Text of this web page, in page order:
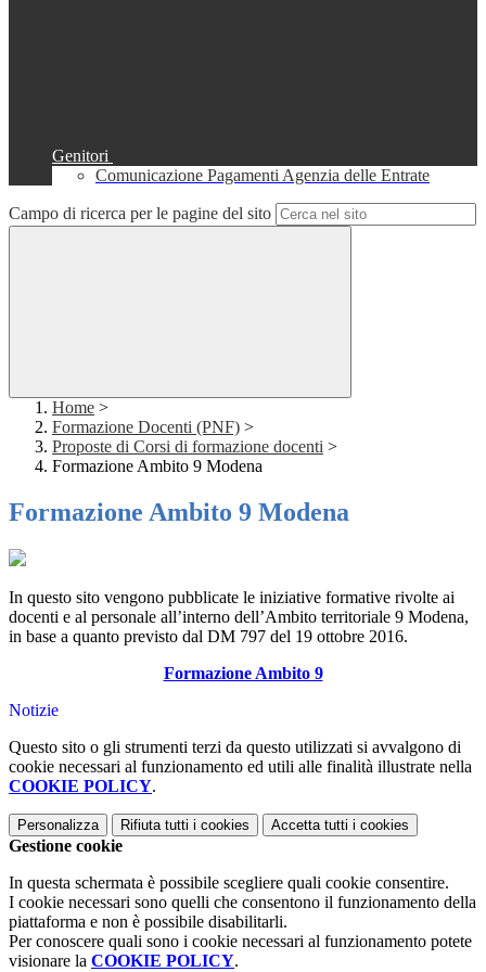
Genitori
Comunicazione Pagamenti Agenzia delle Entrate
Campo di ricerca per le pagine del sito
Home >
Formazione Docenti (PNF) >
Proposte di Corsi di formazione docenti >
Formazione Ambito 9 Modena
Formazione Ambito 9 Modena
In questo sito vengono pubblicate le iniziative formative rivolte ai
docenti e al personale all’interno dell’Ambito territoriale 9 Modena,
in base a quanto previsto dal DM 797 del 19 ottobre 2016.
Formazione Ambito 9
Notizie
Questo sito o gli strumenti terzi da questo utilizzati si avvalgono di
cookie necessari al funzionamento ed utili alle finalità illustrate nella
COOKIE POLICY.
Personalizza Rifiuta tutti i cookies Accetta tutti i cookies
Gestione cookie
In questa schermata è possibile scegliere quali cookie consentire.
I cookie necessari sono quelli che consentono il funzionamento della
piattaforma e non è possibile disabilitarli.
Per conoscere quali sono i cookie necessari al funzionamento potete
visionare la COOKIE POLICY.